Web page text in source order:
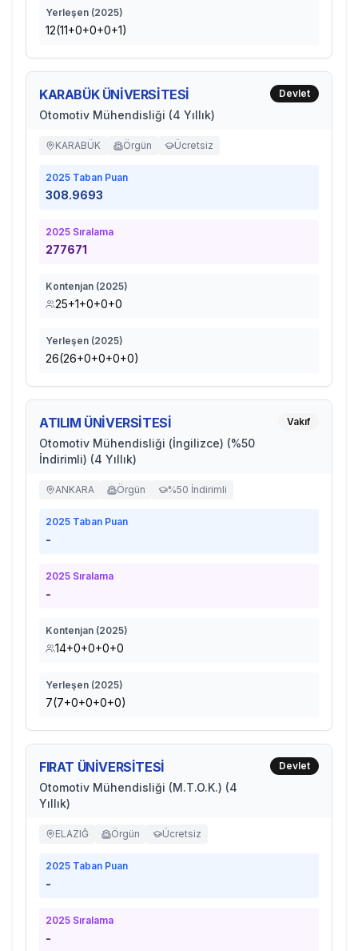
Yerleşen (2025)
12(11+0+0+0+1)
KARABÜK ÜNİVERSİTESİ
Otomotiv Mühendisliği (4 Yıllık)
Devlet
KARABÜK Örgün Ücretsiz
2025 Taban Puan
308.9693
2025 Sıralama
277671
Kontenjan (2025)
25+1+0+0+0
Yerleşen (2025)
26(26+0+0+0+0)
ATILIM ÜNİVERSİTESİ
Otomotiv Mühendisliği (İngilizce) (%50
İndirimli) (4 Yıllık)
Vakıf
ANKARA Örgün %50 İndirimli
2025 Taban Puan
-
2025 Sıralama
-
Kontenjan (2025)
14+0+0+0+0
Yerleşen (2025)
7(7+0+0+0+0)
FIRAT ÜNİVERSİTESİ
Otomotiv Mühendisliği (M.T.O.K.) (4
Yıllık)
Devlet
ELAZIĞ Örgün Ücretsiz
2025 Taban Puan
-
2025 Sıralama
-